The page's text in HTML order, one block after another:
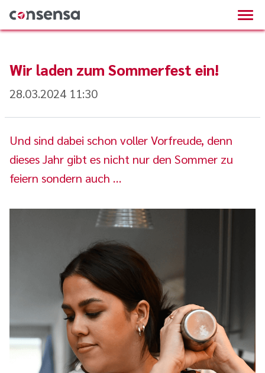
Wir laden zum Sommerfest ein!
28.03.2024 11:30
Und sind dabei schon voller Vorfreude, denn
dieses Jahr gibt es nicht nur den Sommer zu
feiern sondern auch …